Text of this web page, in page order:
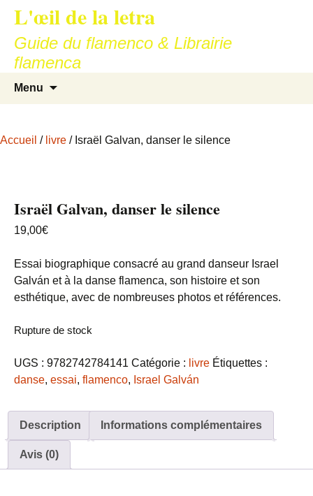
contenu
L'œil de la letra
Guide du flamenco & Librairie
flamenca
Menu
Accueil / livre / Israël Galvan, danser le silence
Israël Galvan, danser le silence
19,00€
Essai biographique consacré au grand danseur Israel
Galván et à la danse flamenca, son histoire et son
esthétique, avec de nombreuses photos et références.
Rupture de stock
UGS : 9782742784141 Catégorie : livre Étiquettes :
danse, essai, flamenco, Israel Galván
Description Informations complémentaires
Avis (0)